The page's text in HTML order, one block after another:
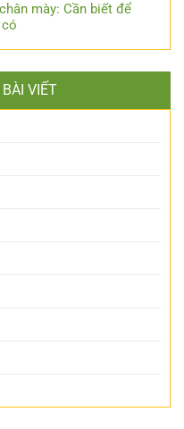
mày: Cần biết để
VIẾT